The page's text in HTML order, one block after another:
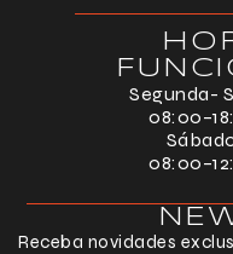
Segunda-
Receba novidades